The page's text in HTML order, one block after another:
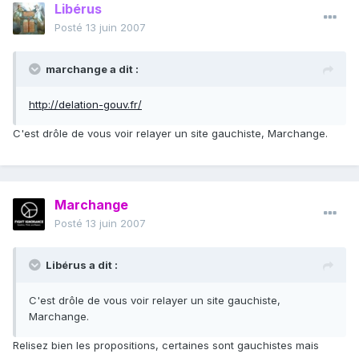
Libérus
Posté 13 juin 2007
marchange a dit :
http://delation-gouv.fr/
C'est drôle de vous voir relayer un site gauchiste, Marchange.
Marchange
Posté 13 juin 2007
Libérus a dit :
C'est drôle de vous voir relayer un site gauchiste,
Marchange.
Relisez bien les propositions, certaines sont gauchistes mais